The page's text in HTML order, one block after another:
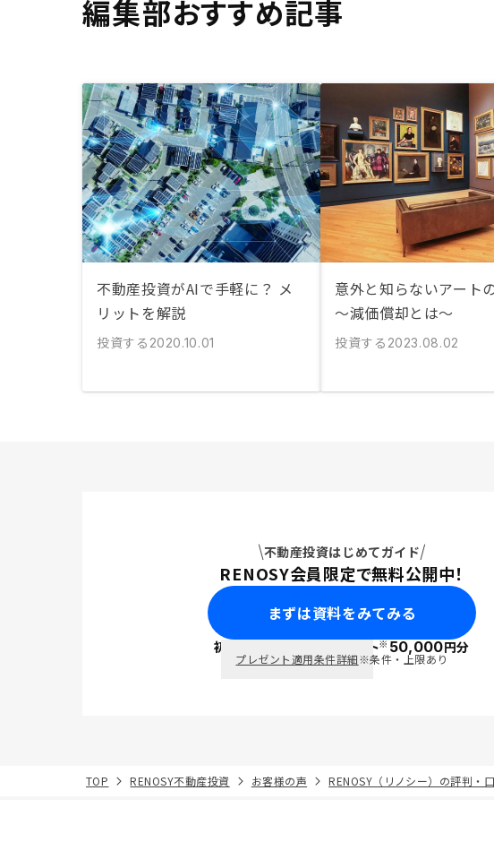
編集部おすすめ記事
不動産投資がAIで手軽に？ メ
リットを解説
投資する 2020.10.01
意外と知らないアート
〜減価償却とは〜
投資する 2023.08.02
不動産投資はじめてガイド
RENOSY会員限定で無料公開中！
まずは資料をみてみる
初回面談で ポイント※50,000円分
プレゼント適用条件詳細※条件・上限あり
TOP RENOSY不動産投資 お客様の声 RENOSY（リノシー）の評判・